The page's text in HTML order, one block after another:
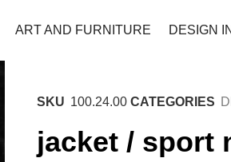
ART AND FURNITURE DESIGN
SKU 100.24.00 CATEGORIES
jacket / sport